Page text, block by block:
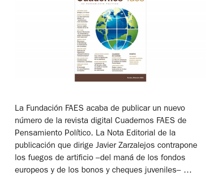
La Fundación FAES acaba de publicar un nuevo
número de la revista digital Cuadernos FAES de
Pensamiento Político. La Nota Editorial de la
publicación que dirige Javier Zarzalejos contrapone
los fuegos de artificio –del maná de los fondos
europeos y de los bonos y cheques juveniles– …